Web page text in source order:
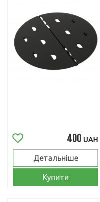
400 UAH
Детальніше
Купити